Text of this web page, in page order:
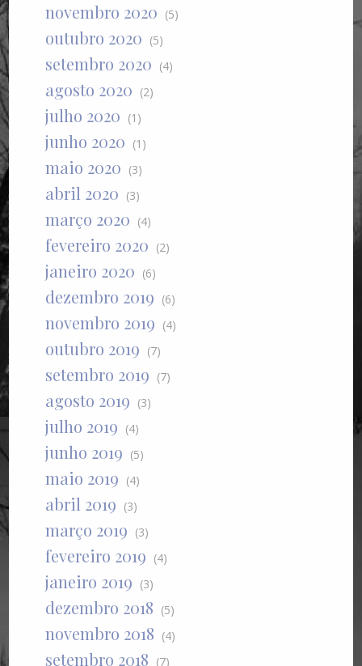
novembro 2020 (5)
outubro 2020 (5)
setembro 2020 (4)
agosto 2020 (2)
julho 2020 (1)
junho 2020 (1)
maio 2020 (3)
abril 2020 (3)
março 2020 (4)
fevereiro 2020 (2)
janeiro 2020 (6)
dezembro 2019 (6)
novembro 2019 (4)
outubro 2019 (7)
setembro 2019 (7)
agosto 2019 (3)
julho 2019 (4)
junho 2019 (5)
maio 2019 (4)
abril 2019 (3)
março 2019 (3)
fevereiro 2019 (4)
janeiro 2019 (3)
dezembro 2018 (5)
novembro 2018 (4)
setembro 2018 (7)